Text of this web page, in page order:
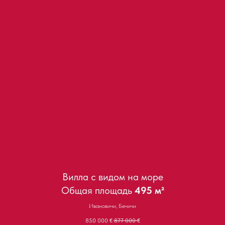
Вилла с видом на море
Общая площадь 495 м²
Ивановичи, Бечичи
850 000 € 877 000 €